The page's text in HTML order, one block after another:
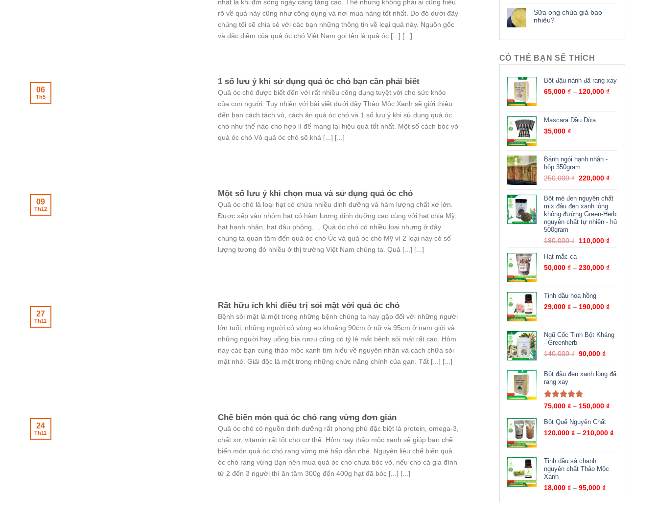
nhất là khi đời sống ngày càng tăng cao. Thế nhưng không phải ai cũng hiểu
rõ về quả này cũng như công dụng và nơi mua hàng tốt nhất. Do đó dưới đây
chúng tôi sẽ chia sẻ với các bạn những thông tin về loại quả này. Nguồn gốc
và đặc điểm của quả óc chó Việt Nam gọi tên là quả óc [...] [...]
1 số lưu ý khi sử dụng quả óc chó bạn cần phải biết
Quả óc chó được biết đến với rất nhiều công dụng tuyệt vời cho sức khỏe
của con người. Tuy nhiên với bài viết dưới đây Thảo Mộc Xanh sẽ giới thiệu
đến bạn cách tách vỏ, cách ăn quả óc chó và 1 số lưu ý khi sử dụng quả óc
chó như thế nào cho hợp lí để mang lại hiệu quả tốt nhất. Một số cách bóc vỏ
quả óc chó Vỏ quả óc chó sẽ khá [...] [...]
06
Th5
Một số lưu ý khi chọn mua và sử dụng quả óc chó
Quả óc chó là loại hạt có chứa nhiều dinh dưỡng và hàm lượng chất xơ lớn.
Được xếp vào nhóm hạt có hàm lượng dinh dưỡng cao cùng với hạt chia Mỹ,
hạt hạnh nhân, hạt đậu phộng,… Quả óc chó có nhiều loại nhưng ở đây
chúng ta quan tâm đến quả óc chó Úc và quả óc chó Mỹ vì 2 loại này có số
lượng tương đó nhiều ở thị trường Việt Nam chúng ta. Quả [...] [...]
09
Th12
Rất hữu ích khi điều trị sỏi mật với quả óc chó
Bệnh sỏi mật là một trong những bệnh chúng ta hay gặp đối với những người
lớn tuổi, những người có vòng eo khoảng 90cm ở nữ và 95cm ở nam giới và
những người hay uống bia rượu cũng có tỷ lệ mắt bệnh sỏi mật rất cao. Hôm
nay các bạn cùng thảo mộc xanh tìm hiểu về nguyên nhân và cách chữa sỏi
mật nhé. Giải độc là một trong những chức năng chính của gan. Tất [...] [...]
27
Th11
Chế biến món quả óc chó rang vừng đơn giản
Quả óc chó có nguồn dinh dưỡng rất phong phú đặc biệt là protein, omega-3,
chất xơ, vitamin rất tốt cho cơ thể. Hôm nay thảo mộc xanh sẽ giúp bạn chế
biến món quả óc chó rang vừng mè hấp dẫn nhé. Nguyên liệu chế biến quả
óc chó rang vừng Bạn nên mua quả óc chó chưa bóc vỏ, nếu cho cả gia đình
từ 2 đến 3 người thì ăn tầm 300g đến 400g hạt đã bóc [...] [...]
24
Th11
Sữa ong chúa giá bao
nhiêu?
CÓ THỂ BẠN SẼ THÍCH
Bột đậu nành đã rang xay
65,000 ₫– 120,000 ₫
Mascara Dầu Dừa
35,000 ₫
Bánh ngói hạnh nhân -
hộp 350gram
250,000₫ 220,000 ₫
Bột mè đen nguyên chất
mix đậu đen xanh lòng
không đường Green-Herb
nguyên chất tự nhiên - hủ
500gram
180,000₫ 110,000 ₫
Hạt mắc ca
50,000 ₫– 230,000 ₫
Tinh dầu hoa hồng
29,000 ₫– 190,000 ₫
Ngũ Cốc Tinh Bột Kháng
- Greenherb
140,000₫ 90,000 ₫
Bột đậu đen xanh lòng đã
rang xay
Được xếp
sao
75,000 ₫– 150,000 ₫
Bột Quế Nguyên Chất
120,000 ₫– 210,000 ₫
Tinh dầu sả chanh
nguyên chất Thảo Mộc
Xanh
18,000 ₫– 95,000 ₫